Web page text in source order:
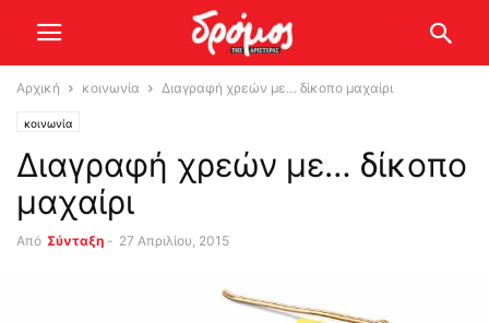
Αρχική κοινωνία Διαγραφή χρεών με… δίκοπο μαχαίρι
κοινωνία
Διαγραφή χρεών με… δίκοπο
μαχαίρι
Από Σύνταξη - 27 Απριλίου, 2015